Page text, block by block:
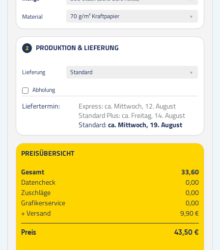
Material 70 g/m² Kraftpapier
2 PRODUKTION & LIEFERUNG
Lieferung
Standard
Abholung
Liefertermin: Express:ca. Mittwoch, 12. August
Standard Plus:ca. Freitag, 14. August
Standard:ca. Mittwoch, 19. August
PREISÜBERSICHT
Gesamt
33,60
Datencheck
0,00
Zuschläge
0,00
Grafikerservice
0,00
Versand
9,90 €
Preis 43,50 €